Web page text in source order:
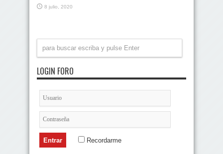
8 julio, 2020
LOGIN FORO
Recordarme